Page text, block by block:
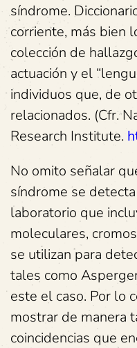
síndrome.
corriente, más bien
colección de
actuación y el
individuos que, de
relacionados. (Cfr.
Research Institute.
No omito señalar
síndrome se
laboratorio que
moleculares,
se utilizan para
tales como
este el caso. Por lo
mostrar de manera
coincidencias que